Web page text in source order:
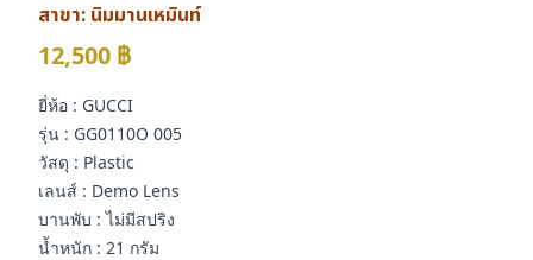
สาขา: นิมมานเหมินท์
12,500 ฿
ยี่ห้อ : GUCCI
รุ่น : GG0110O 005
วัสดุ : Plastic
เลนส์ : Demo Lens
บานพับ : ไม่มีสปริง
น้ำหนัก : 21 กรัม